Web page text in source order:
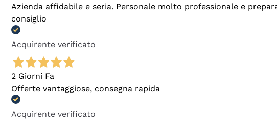
Azienda affidabile e seria. Personale molto professionale e
consiglio
Acquirente verificato
2 Giorni Fa
Offerte vantaggiose, consegna rapida
Acquirente verificato